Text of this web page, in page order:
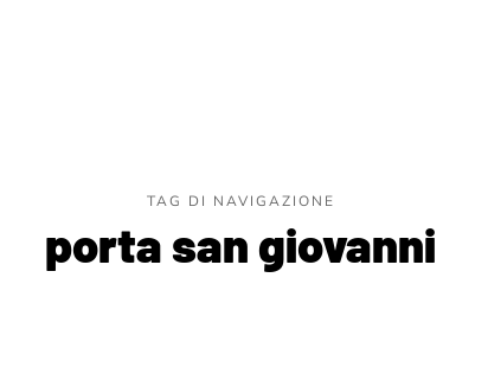
TAG DI NAVIGAZIONE
porta san giovanni